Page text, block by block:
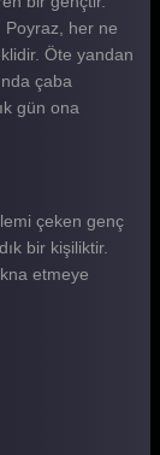
Poyraz, her ne
Öte yandan
çaba
gün ona
çeken genç
bir kişiliktir.
etmeye